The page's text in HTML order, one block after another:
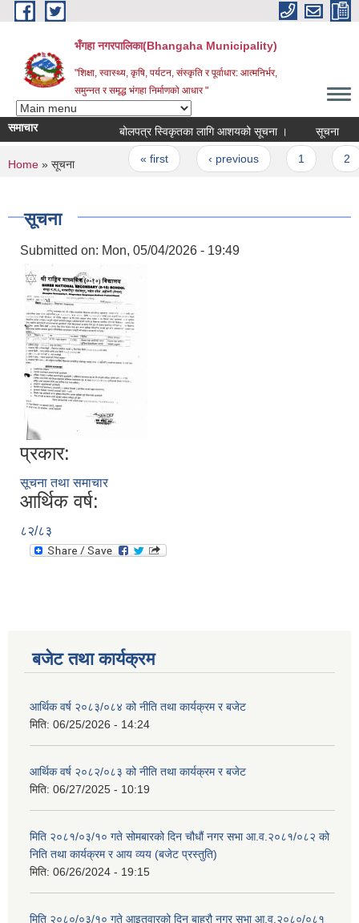
Skip to main content
भँगहा नगरपालिका(Bhangaha Municipality)
"शिक्षा, स्वास्थ्य, कृषि, पर्यटन, संस्कृति र पूर्वाधार: आत्मनिर्भर,
समुन्नत र समृद्ध भंगहा निर्माणको आधार "
समाचार बोलपत्र स्विकृतका लागि आशयको सूचना । सूचना
Pages
« first ‹ previous
You are here
Home » सूचना
सूचना
Submitted on: Mon, 05/04/2026 - 19:49
प्रकार:
सूचना तथा समाचार
आर्थिक वर्ष:
८२/८३
बजेट तथा कार्यक्रम
आर्थिक वर्ष २०८३/०८४ को नीति तथा कार्यक्रम र बजेट
मिति: 06/25/2026 - 14:24
आर्थिक वर्ष २०८२/०८३ को नीति तथा कार्यक्रम र बजेट
मिति: 06/27/2025 - 10:19
मिति २०८१/०३/१० गते सोमबारको दिन चौधौं नगर सभा आ.व.२०८१/०८२ को
निति तथा कार्यक्रम र आय व्यय (बजेट प्रस्तुति)
मिति: 06/26/2024 - 19:15
मिति २०८०/०३/१० गते आइतवारको दिन बाह्रौ नगर सभा आ.व.२०८०/०८१